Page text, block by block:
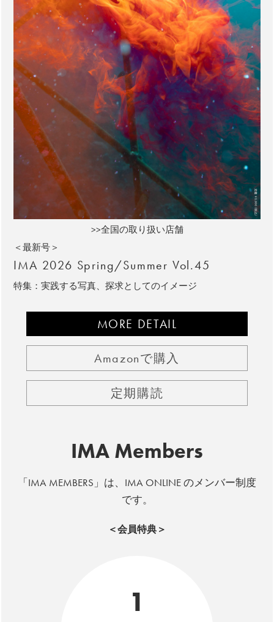
>>全国の取り扱い店舗
＜最新号＞
IMA 2026 Spring/Summer Vol.45
特集：実践する写真、探求としてのイメージ
MORE DETAIL
Amazonで購入
定期購読
IMA Members
「IMA MEMBERS」は、IMA ONLINE のメンバー制度
です。
＜会員特典＞
1